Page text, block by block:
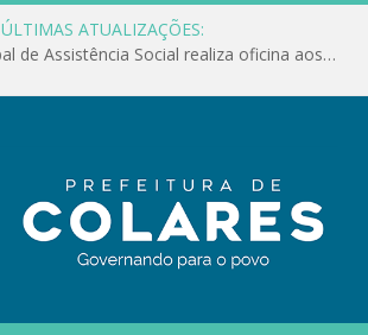
ÚLTIMAS ATUALIZAÇÕES:
Conselho Municipal de Assistência Social realiza oficina aos servidores